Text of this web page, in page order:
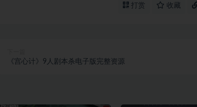
打赏 收藏
《宫心计》9人剧本杀电子版完整资源